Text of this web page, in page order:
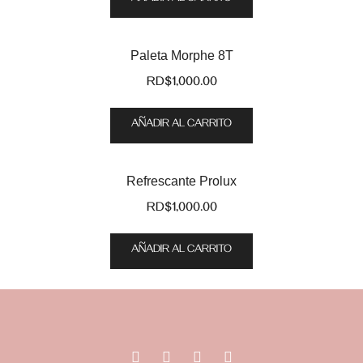
Paleta Morphe 8T
RD$1,000.00
AÑADIR AL CARRITO
Refrescante Prolux
RD$1,000.00
AÑADIR AL CARRITO